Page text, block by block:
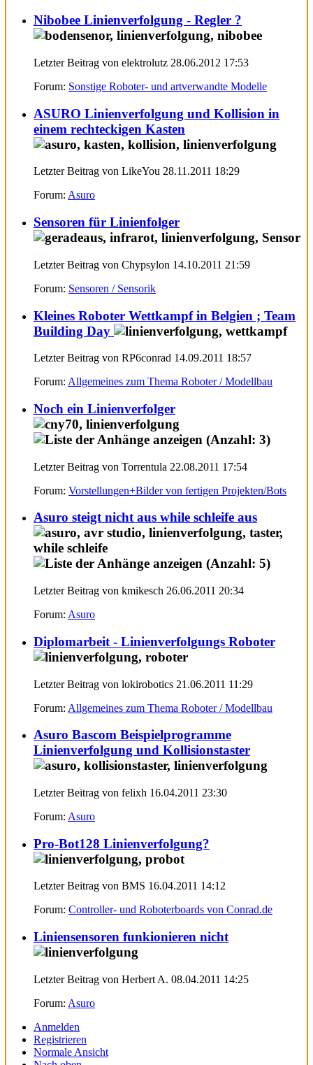
Nibobee Linienverfolgung - Regler ?
Letzter Beitrag von elektrolutz 28.06.2012 17:53
Forum: Sonstige Roboter- und artverwandte Modelle
ASURO Linienverfolgung und Kollision in
einem rechteckigen Kasten
Letzter Beitrag von LikeYou 28.11.2011 18:29
Forum: Asuro
Sensoren für Linienfolger
Letzter Beitrag von Chypsylon 14.10.2011 21:59
Forum: Sensoren / Sensorik
Kleines Roboter Wettkampf in Belgien ; Team
Building Day
Letzter Beitrag von RP6conrad 14.09.2011 18:57
Forum: Allgemeines zum Thema Roboter / Modellbau
Noch ein Linienverfolger
Letzter Beitrag von Torrentula 22.08.2011 17:54
Forum: Vorstellungen+Bilder von fertigen Projekten/Bots
Asuro steigt nicht aus while schleife aus
Letzter Beitrag von kmikesch 26.06.2011 20:34
Forum: Asuro
Diplomarbeit - Linienverfolgungs Roboter
Letzter Beitrag von lokirobotics 21.06.2011 11:29
Forum: Allgemeines zum Thema Roboter / Modellbau
Asuro Bascom Beispielprogramme
Linienverfolgung und Kollisionstaster
Letzter Beitrag von felixh 16.04.2011 23:30
Forum: Asuro
Pro-Bot128 Linienverfolgung?
Letzter Beitrag von BMS 16.04.2011 14:12
Forum: Controller- und Roboterboards von Conrad.de
Liniensensoren funkionieren nicht
Letzter Beitrag von Herbert A. 08.04.2011 14:25
Forum: Asuro
Anmelden
Registrieren
Normale Ansicht